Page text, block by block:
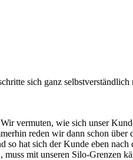
sich ganz selbstverständlich
vermuten, wie sich unser
reden wir dann schon
hat sich der Kunde eben nach
mit unseren Silo-Grenzen